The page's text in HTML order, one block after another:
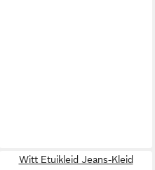
Witt Etuikleid Jeans-Kleid